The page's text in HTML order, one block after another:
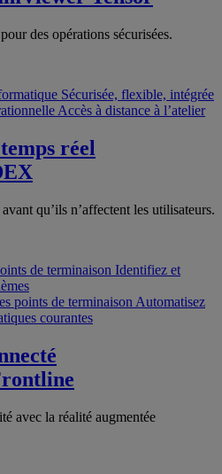
des opérations sécurisées.
Sécurisée, flexible, intégrée
Accès à distance à l’atelier
réel
qu’ils n’affectent les utilisateurs.
de terminaison Identifiez et
points de terminaison Automatisez
courantes
avec la réalité augmentée